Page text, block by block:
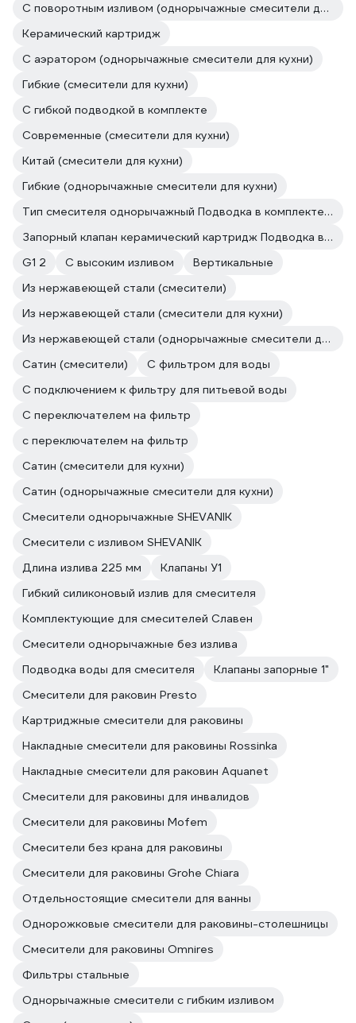
С поворотным изливом (однорычажные смесители для кухни)
Керамический картридж
С аэратором (однорычажные смесители для кухни)
Гибкие (смесители для кухни)
С гибкой подводкой в комплекте
Современные (смесители для кухни)
Китай (смесители для кухни)
Гибкие (однорычажные смесители для кухни)
Тип смесителя однорычажный Подводка в комплекте гибкая
Запорный клапан керамический картридж Подводка в комплекте гибкая
G1 2
С высоким изливом
Вертикальные
Из нержавеющей стали (смесители)
Из нержавеющей стали (смесители для кухни)
Из нержавеющей стали (однорычажные смесители для кухни)
Сатин (смесители)
С фильтром для воды
С подключением к фильтру для питьевой воды
С переключателем на фильтр
с переключателем на фильтр
Сатин (смесители для кухни)
Сатин (однорычажные смесители для кухни)
Смесители однорычажные SHEVANIK
Смесители с изливом SHEVANIK
Длина излива 225 мм
Клапаны У1
Гибкий силиконовый излив для смесителя
Комплектующие для смесителей Славен
Смесители однорычажные без излива
Подводка воды для смесителя
Клапаны запорные 1"
Смесители для раковин Presto
Картриджные смесители для раковины
Накладные смесители для раковины Rossinka
Накладные смесители для раковин Aquanet
Смесители для раковины для инвалидов
Смесители для раковины Mofem
Смесители без крана для раковины
Смесители для раковины Grohe Chiara
Отдельностоящие смесители для ванны
Однорожковые смесители для раковины-столешницы
Смесители для раковины Omnires
Фильтры стальные
Однорычажные смесители с гибким изливом